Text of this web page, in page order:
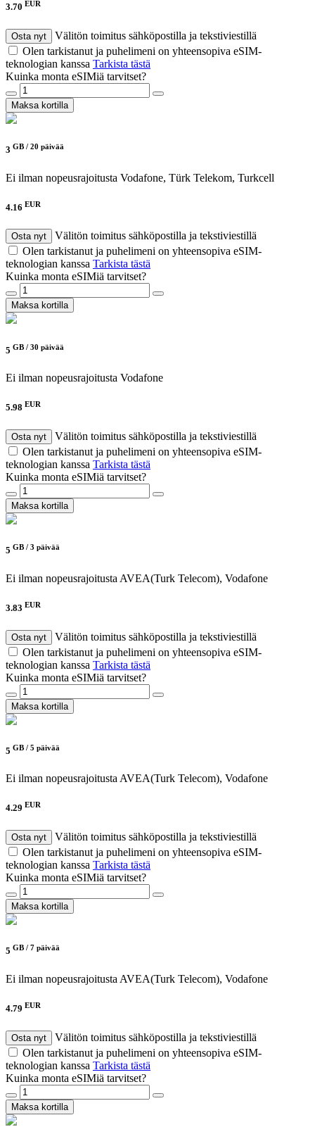
3.70 EUR
Osta nyt
Välitön toimitus sähköpostilla ja tekstiviestillä
Olen tarkistanut ja puhelimeni on yhteensopiva eSIM-
teknologian kanssa Tarkista tästä
Kuinka monta eSIMiä tarvitset?
Maksa kortilla
3 GB / 20 päivää
Ei ilman nopeusrajoitusta Vodafone, Türk Telekom, Turkcell
4.16 EUR
Osta nyt
Välitön toimitus sähköpostilla ja tekstiviestillä
Olen tarkistanut ja puhelimeni on yhteensopiva eSIM-
teknologian kanssa Tarkista tästä
Kuinka monta eSIMiä tarvitset?
Maksa kortilla
5 GB / 30 päivää
Ei ilman nopeusrajoitusta Vodafone
5.98 EUR
Osta nyt
Välitön toimitus sähköpostilla ja tekstiviestillä
Olen tarkistanut ja puhelimeni on yhteensopiva eSIM-
teknologian kanssa Tarkista tästä
Kuinka monta eSIMiä tarvitset?
Maksa kortilla
5 GB / 3 päivää
Ei ilman nopeusrajoitusta AVEA(Turk Telecom), Vodafone
3.83 EUR
Osta nyt
Välitön toimitus sähköpostilla ja tekstiviestillä
Olen tarkistanut ja puhelimeni on yhteensopiva eSIM-
teknologian kanssa Tarkista tästä
Kuinka monta eSIMiä tarvitset?
Maksa kortilla
5 GB / 5 päivää
Ei ilman nopeusrajoitusta AVEA(Turk Telecom), Vodafone
4.29 EUR
Osta nyt
Välitön toimitus sähköpostilla ja tekstiviestillä
Olen tarkistanut ja puhelimeni on yhteensopiva eSIM-
teknologian kanssa Tarkista tästä
Kuinka monta eSIMiä tarvitset?
Maksa kortilla
5 GB / 7 päivää
Ei ilman nopeusrajoitusta AVEA(Turk Telecom), Vodafone
4.79 EUR
Osta nyt
Välitön toimitus sähköpostilla ja tekstiviestillä
Olen tarkistanut ja puhelimeni on yhteensopiva eSIM-
teknologian kanssa Tarkista tästä
Kuinka monta eSIMiä tarvitset?
Maksa kortilla